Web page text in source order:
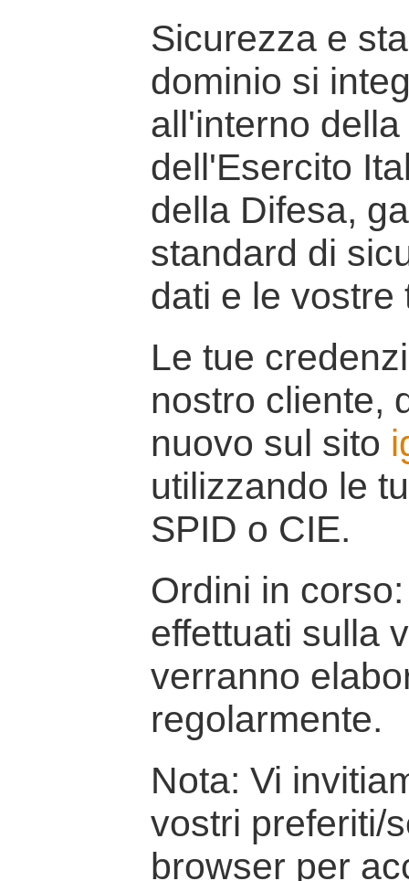
Sicurezza e
dominio si
all'interno
dell'Esercito
della Difesa,
standard di
dati e le vostre
Le tue
nostro cliente,
nuovo sul sito
utilizzando le
SPID o CIE.
Ordini in
effettuati sulla
verranno
regolarmente.
Nota: Vi
vostri preferiti/
browser per